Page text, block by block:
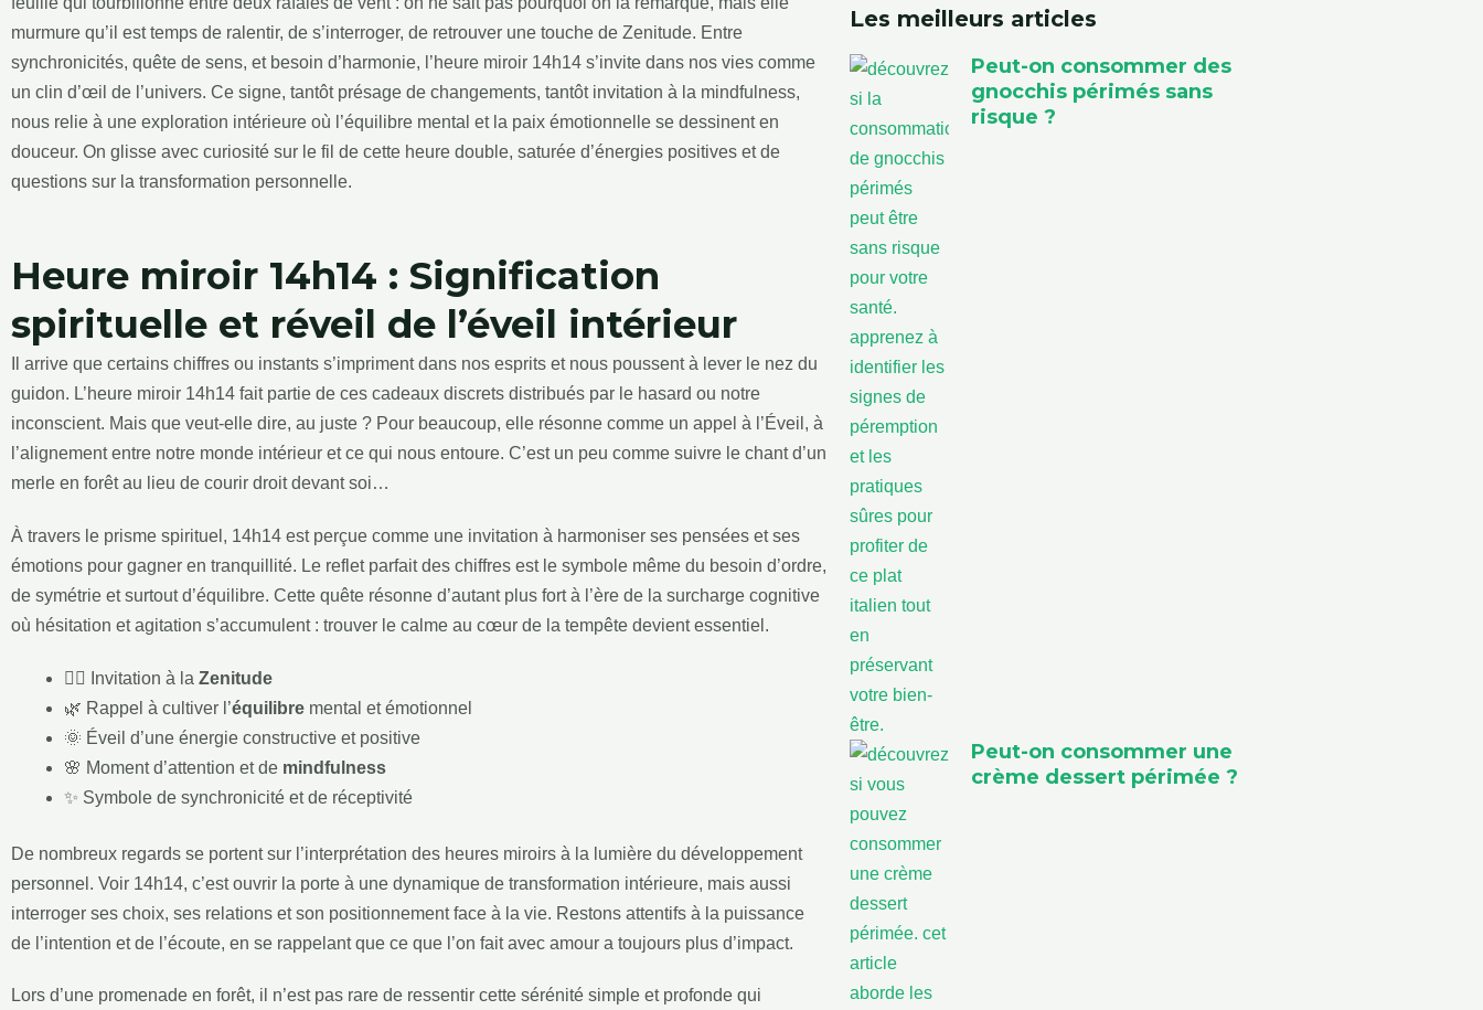
murmure qu’il est temps de ralentir, de s’interroger, de retrouver une touche de Zenitude. Entre
synchronicités, quête de sens, et besoin d’harmonie, l’heure miroir 14h14 s’invite dans nos vies comme
un clin d’œil de l’univers. Ce signe, tantôt présage de changements, tantôt invitation à la mindfulness,
nous relie à une exploration intérieure où l’équilibre mental et la paix émotionnelle se dessinent en
douceur. On glisse avec curiosité sur le fil de cette heure double, saturée d’énergies positives et de
questions sur la transformation personnelle.
Heure miroir 14h14 : Signification
spirituelle et réveil de l’éveil intérieur
Il arrive que certains chiffres ou instants s’impriment dans nos esprits et nous poussent à lever le nez du
guidon. L’heure miroir 14h14 fait partie de ces cadeaux discrets distribués par le hasard ou notre
inconscient. Mais que veut-elle dire, au juste ? Pour beaucoup, elle résonne comme un appel à l’Éveil, à
l’alignement entre notre monde intérieur et ce qui nous entoure. C’est un peu comme suivre le chant d’un
merle en forêt au lieu de courir droit devant soi…
À travers le prisme spirituel, 14h14 est perçue comme une invitation à harmoniser ses pensées et ses
émotions pour gagner en tranquillité. Le reflet parfait des chiffres est le symbole même du besoin d’ordre,
de symétrie et surtout d’équilibre. Cette quête résonne d’autant plus fort à l’ère de la surcharge cognitive
où hésitation et agitation s’accumulent : trouver le calme au cœur de la tempête devient essentiel.
🧘‍♀️ Invitation à la Zenitude
🌿 Rappel à cultiver l’équilibre mental et émotionnel
🌞 Éveil d’une énergie constructive et positive
🌸 Moment d’attention et de mindfulness
✨ Symbole de synchronicité et de réceptivité
De nombreux regards se portent sur l’interprétation des heures miroirs à la lumière du développement
personnel. Voir 14h14, c’est ouvrir la porte à une dynamique de transformation intérieure, mais aussi
interroger ses choix, ses relations et son positionnement face à la vie. Restons attentifs à la puissance
de l’intention et de l’écoute, en se rappelant que ce que l’on fait avec amour a toujours plus d’impact.
Lors d’une promenade en forêt, il n’est pas rare de ressentir cette sérénité simple et profonde qui
Les meilleurs articles
Peut-on consommer des
gnocchis périmés sans
risque ?
Peut-on consommer une
crème dessert périmée ?